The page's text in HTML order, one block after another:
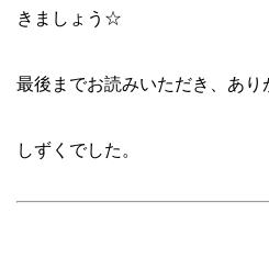
きましょう☆
最後までお読みいただき、あり
しずくでした。